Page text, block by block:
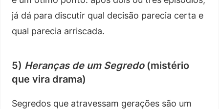
já dá para discutir qual decisão parecia certa e
qual parecia arriscada.
5) Heranças de um Segredo(mistério
que vira drama)
Segredos que atravessam gerações são um